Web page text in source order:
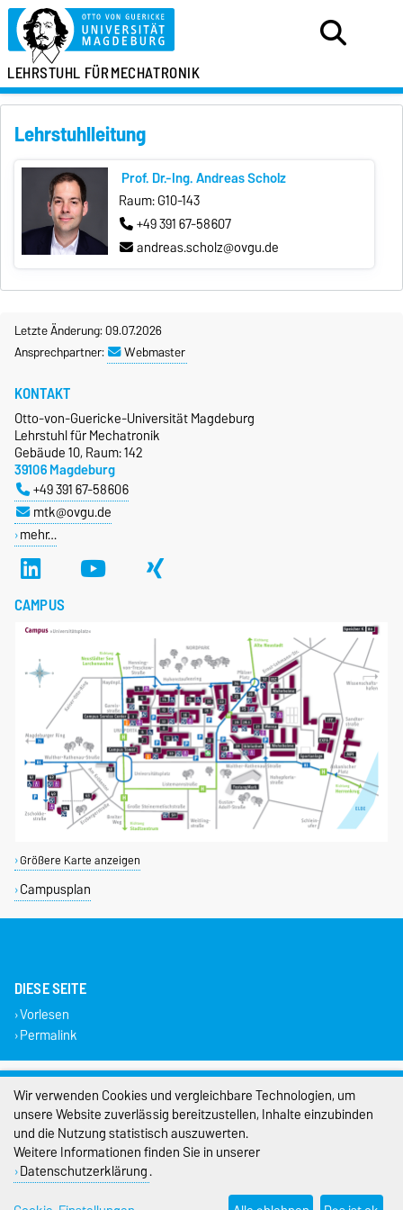
LEHRSTUHL FÜRMECHATRONIK
Lehrstuhlleitung
Prof. Dr.-Ing. Andreas Scholz
Raum: G10-143
+49 391 67-58607
andreas.scholz@ovgu.de
Letzte Änderung: 09.07.2026
Ansprechpartner:
Webmaster
KONTAKT
Otto-von-Guericke-Universität Magdeburg
Lehrstuhl für Mechatronik
Gebäude 10, Raum: 142
39106 Magdeburg
+49 391 67-58606
mtk@ovgu.de
mehr…
CAMPUS
Größere Karte anzeigen
Campusplan
DIESE SEITE
Vorlesen
Permalink
Impressum
Datenschutz
Barrierefreiheit
Cookie-Einstellungen
Wir verwenden Cookies und vergleichbare Technologien, um
unsere Website zuverlässig bereitzustellen, Inhalte einzubinden
und die Nutzung statistisch auszuwerten.
Weitere Informationen finden Sie in unserer
Datenschutzerklärung.